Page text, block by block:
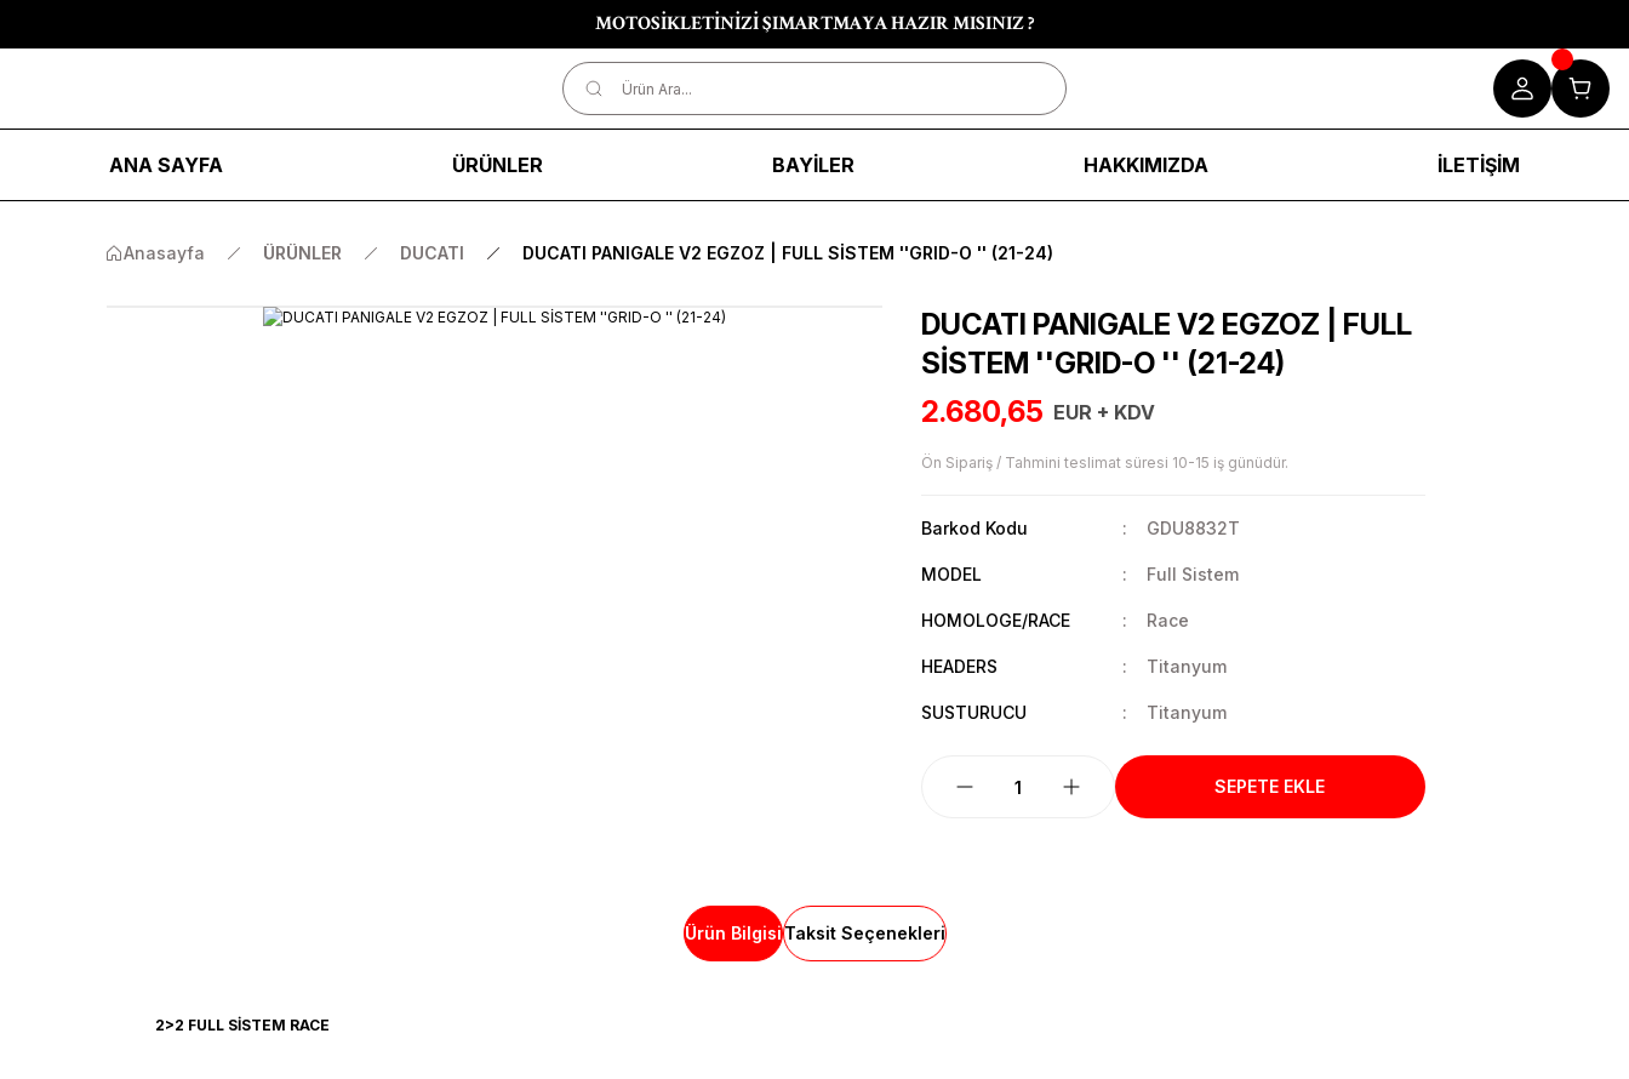
MOTOSİKLETİNİZİ ŞIMARTMAYA HAZIR MISINIZ ?
ANA SAYFA ÜRÜNLER BAYİLER HAKKIMIZDA İLETİŞİM
Anasayfa ÜRÜNLER DUCATI DUCATI PANIGALE V2 EGZOZ | FULL SİSTEM ''GRID-O '' (21-24)
DUCATI PANIGALE V2 EGZOZ | FULL
SİSTEM ''GRID-O '' (21-24)
2.680,65 EUR + KDV
Ön Sipariş / Tahmini teslimat süresi 10-15 iş günüdür.
Barkod Kodu GDU8832T
MODEL Full Sistem
HOMOLOGE/RACE Race
HEADERS Titanyum
SUSTURUCU Titanyum
SEPETE EKLE
Ürün BilgisiTaksit Seçenekleri
2>2 FULL SİSTEM RACE